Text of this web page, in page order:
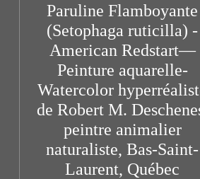
Paruline Flamboyante
(Setophaga ruticilla) -
American Redstart—
Peinture aquarelle-
Watercolor
de Robert M.
peintre animalier
naturaliste, Bas-Saint-
Laurent, Québec